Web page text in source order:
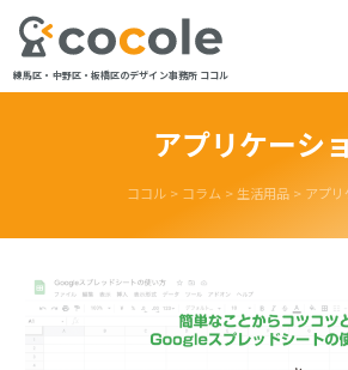
練馬区・中野区・板橋区のデザイン事務所 ココル
アプリケーシ
ココル> コラム > 生活用品> アプ